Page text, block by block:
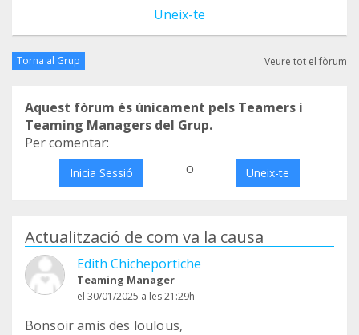
Uneix-te
Torna al Grup Veure tot el fòrum
Aquest fòrum és únicament pels Teamers i
Teaming Managers del Grup.
Per comentar:
Inicia Sessió o Uneix-te
Actualització de com va la causa
Edith Chicheportiche
Teaming Manager
el 30/01/2025 a les 21:29h
Bonsoir amis des loulous,